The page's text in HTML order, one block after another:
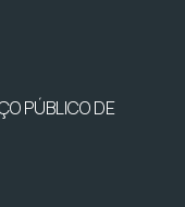
PÚBLICO DE